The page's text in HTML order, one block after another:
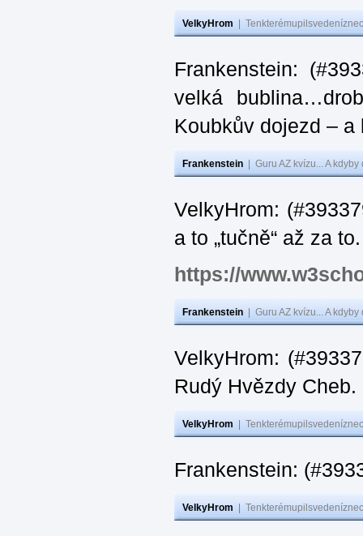
VelkyHrom
Frankenstein:
velká
Koubkův dojezd –
Frankenstein Guru AZ kvízu... A
VelkyHrom:
a to „tučně“ až za
https://
Frankenstein Guru AZ kvízu... A
VelkyHrom:
Rudý Hvězdy Cheb.
VelkyHrom
Frankenstein:
VelkyHrom